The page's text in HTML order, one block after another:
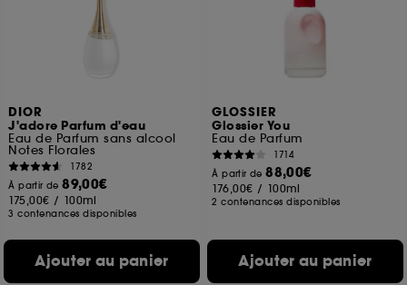
DIOR
J'adore Parfum d'eau
Eau de Parfum sans alcool
Notes Florales
1782
À partir de89,00€
175,00€ / 100ml
3 contenances disponibles
Ajouter au panier
GLOSSIER
Glossier You
Eau de Parfum
1714
À partir de88,00€
176,00€ / 100ml
2 contenances disponibles
Ajouter au panier